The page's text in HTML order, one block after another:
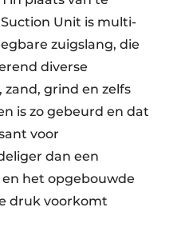
Unit is multi-
zuigslang, die
diverse
grind en zelfs
is zo gebeurd en dat
voor
dan een
het opgebouwde
druk voorkomt